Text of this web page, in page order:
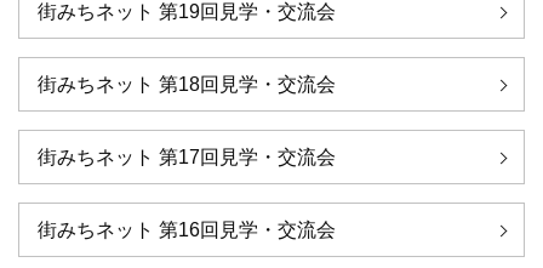
街みちネット 第19回見学・交流会
街みちネット 第18回見学・交流会
街みちネット 第17回見学・交流会
街みちネット 第16回見学・交流会